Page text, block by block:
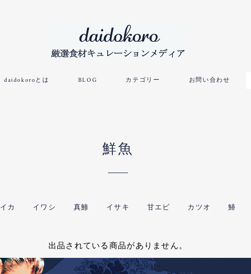
daidokoroとは BLOG カテゴリー お問い合わせ
鮮魚
イカ イワシ 真鯵 イサキ 甘エビ カツオ 鰆
出品されている商品がありません。